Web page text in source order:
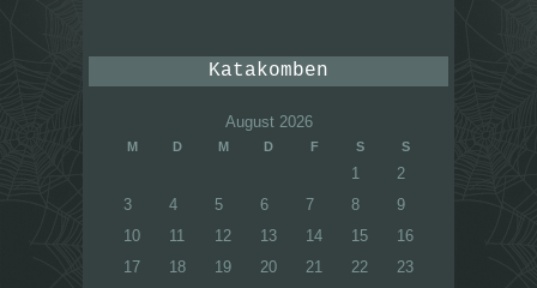
Katakomben
August 2026
M D M D F S S
1
2
3
4 5 6 7 8
9
10
11 12 13 14 15
16
17
18 19 20 21 22
23